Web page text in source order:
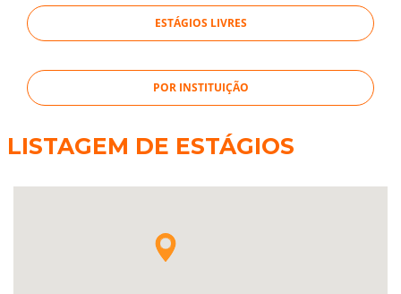
ESTÁGIOS LIVRES
POR INSTITUIÇÃO
LISTAGEM DE ESTÁGIOS